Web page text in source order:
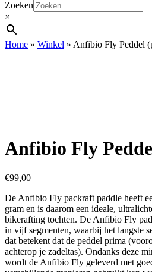
Zoeken
×
Home » Winkel » Anfibio Fly Peddel
Anfibio Fly
€99,00
De Anfibio Fly packraft paddle heeft
gram en is daarom een ​​ideale,
bikerafting tochten. De Anfibio Fly
in vijf segmenten, waarbij het langste
dat betekent dat de peddel prima
achterop je zadeltas). Ondanks deze
wordt de Anfibio Fly geleverd met